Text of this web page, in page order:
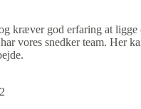
kræver god erfaring at ligge
vores snedker team. Her